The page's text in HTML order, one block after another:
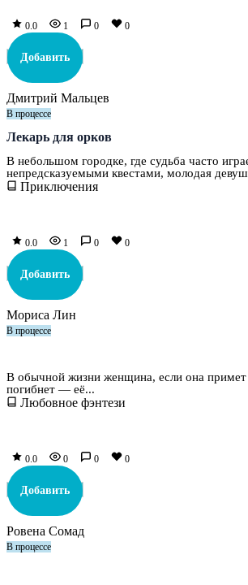
0.0 1 0 0
Добавить
Дмитрий Мальцев
В процессе
Лекарь для орков
В небольшом городке, где судьба часто
непредсказуемыми квестами, молодая
Приключения
0.0 1 0 0
Добавить
Мориса Лин
В процессе
В обычной жизни женщина, если она примет
погибнет — её...
Любовное фэнтези
0.0 0 0 0
Добавить
Ровена Сомад
В процессе